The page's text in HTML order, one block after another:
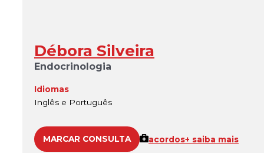
Débora Silveira
Endocrinologia
Idiomas
Inglês e Português
MARCAR CONSULTA acordos+ saiba mais